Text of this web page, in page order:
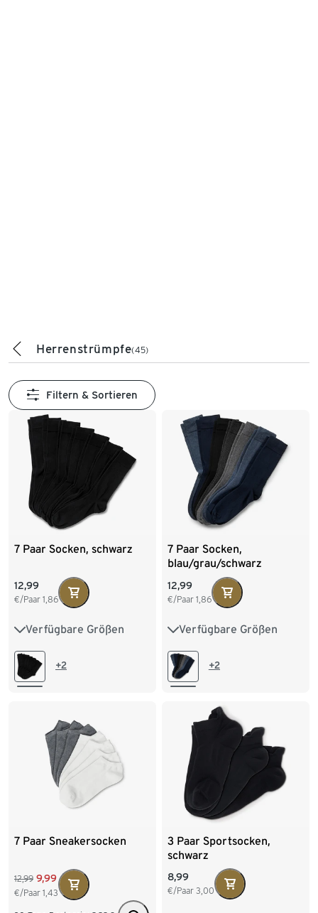
Herrenstrümpfe(45)
Filtern & Sortieren
7 Paar Socken, schwarz
12,99
€/Paar 1,86
Verfügbare Größen
41-43 44-46
+2
7 Paar Socken,
blau/grau/schwarz
12,99
€/Paar 1,86
Verfügbare Größen
41-43 44-46
+2
7 Paar Sneakersocken
12,99 9,99
€/Paar 1,43
3 Paar Sportsocken,
schwarz
8,99
€/Paar 3,00